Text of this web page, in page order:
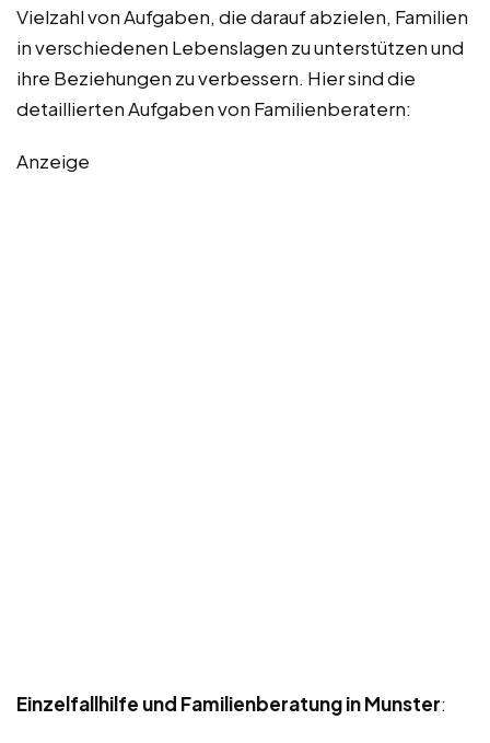
Vielzahl von Aufgaben, die darauf abzielen, Familien
in verschiedenen Lebenslagen zu unterstützen und
ihre Beziehungen zu verbessern. Hier sind die
detaillierten Aufgaben von Familienberatern:
Anzeige
Einzelfallhilfe und Familienberatung in Munster: